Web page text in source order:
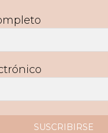
SUSCRIBIRSE